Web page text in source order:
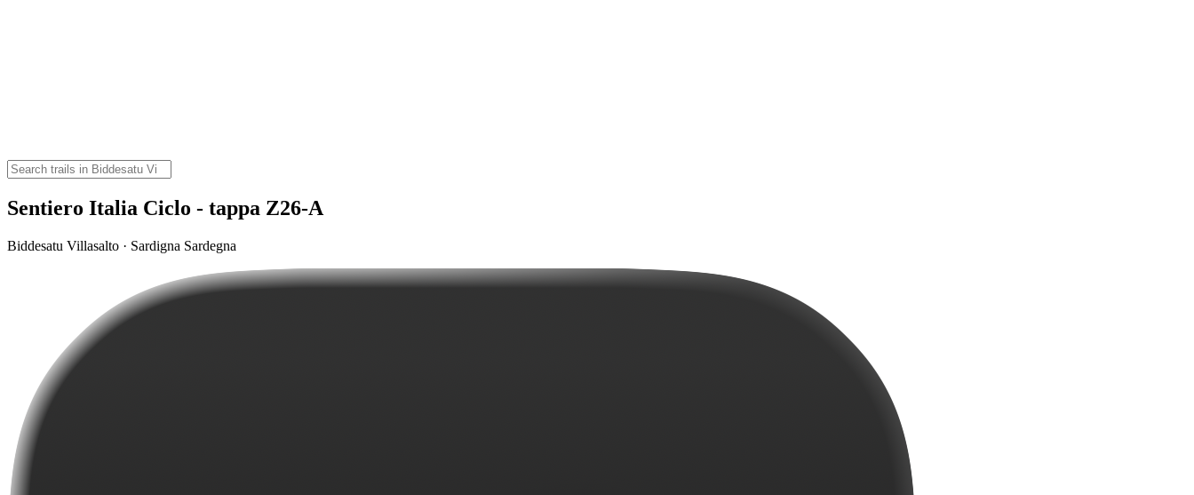
Sentiero Italia Ciclo - tappa Z26-A
Biddesatu Villasalto · Sardigna Sardegna